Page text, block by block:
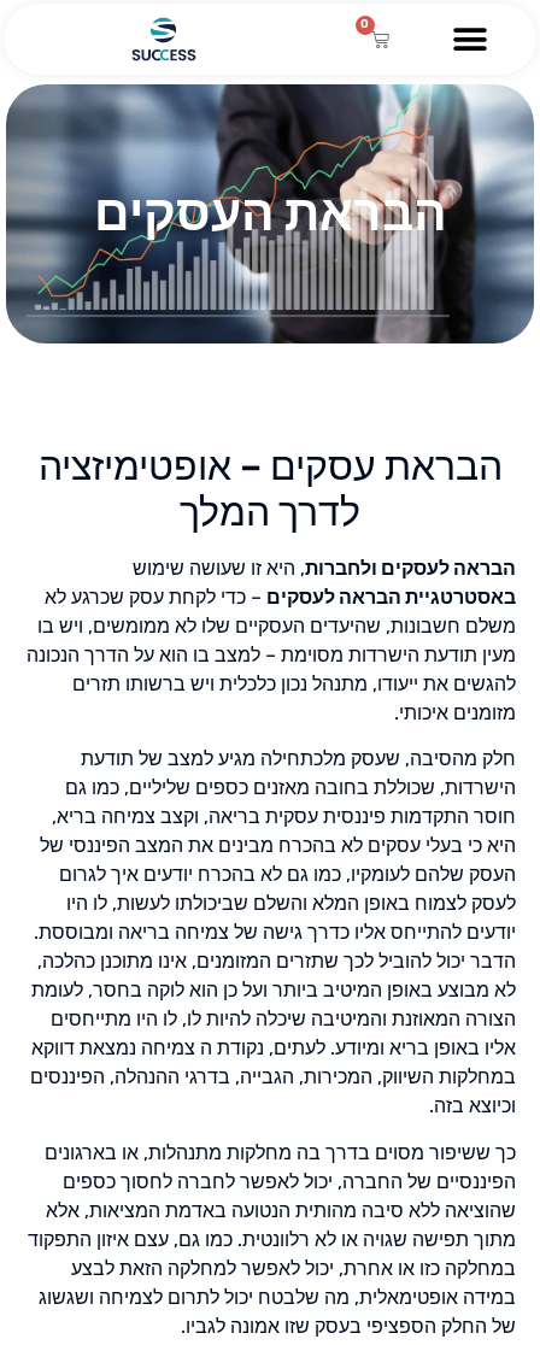
0
הבראת העסקים
הבראת עסקים – אופטימיזציה
לדרך המלך
הבראה לעסקים ולחברות, היא זו שעושה שימוש
באסטרטגיית הבראה לעסקים – כדי לקחת עסק שכרגע לא
משלם חשבונות, שהיעדים העסקיים שלו לא ממומשים, ויש בו
מעין תודעת הישרדות מסוימת – למצב בו הוא על הדרך הנכונה
להגשים את ייעודו, מתנהל נכון כלכלית ויש ברשותו תזרים
מזומנים איכותי.
חלק מהסיבה, שעסק מלכתחילה מגיע למצב של תודעת
הישרדות, שכוללת בחובה מאזנים כספים שליליים, כמו גם
חוסר התקדמות פיננסית עסקית בריאה, וקצב צמיחה בריא,
היא כי בעלי עסקים לא בהכרח מבינים את המצב הפיננסי של
העסק שלהם לעומקיו, כמו גם לא בהכרח יודעים איך לגרום
לעסק לצמוח באופן המלא והשלם שביכולתו לעשות, לו היו
יודעים להתייחס אליו כדרך גישה של צמיחה בריאה ומבוססת.
הדבר יכול להוביל לכך שתזרים המזומנים, אינו מתוכנן כהלכה,
לא מבוצע באופן המיטיב ביותר ועל כן הוא לוקה בחסר, לעומת
הצורה המאוזנת והמיטיבה שיכלה להיות לו, לו היו מתייחסים
אליו באופן בריא ומיודע. לעתים, נקודת ה צמיחה נמצאת דווקא
במחלקות השיווק, המכירות, הגבייה, בדרגי ההנהלה, הפיננסים
וכיוצא בזה.
כך ששיפור מסוים בדרך בה מחלקות מתנהלות, או בארגונים
הפיננסיים של החברה, יכול לאפשר לחברה לחסוך כספים
שהוציאה ללא סיבה מהותית הנטועה באדמת המציאות, אלא
מתוך תפישה שגויה או לא רלוונטית. כמו גם, עצם איזון התפקוד
במחלקה כזו או אחרת, יכול לאפשר למחלקה הזאת לבצע
במידה אופטימאלית, מה שלבטח יכול לתרום לצמיחה ושגשוג
של החלק הספציפי בעסק שזו אמונה לגביו.